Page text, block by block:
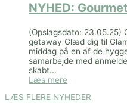
NYHED:
(Opslagsdato: 23.05.25)
getaway Glæd dig til
middag på en af de
samarbejde med
skabt...
Læs mere
LÆS FLERE NYHEDER